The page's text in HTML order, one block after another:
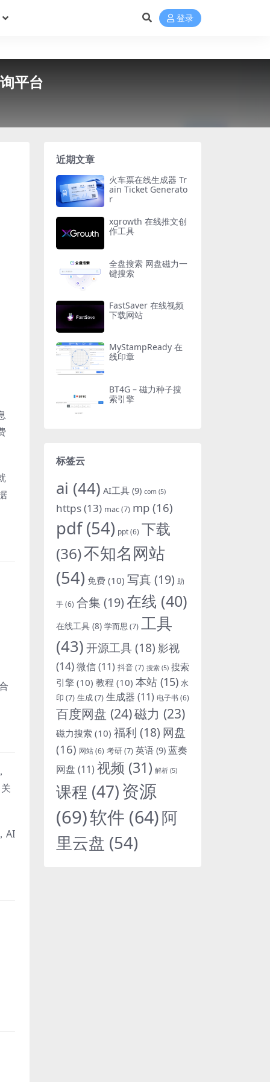
登录
平台
AI
近期文章
火车票在线生成器 Tr
ain Ticket Generato
r
xgrowth 在线推文创
作工具
全盘搜索 网盘磁力一
键搜索
FastSaver 在线视频
下载网站
MyStampReady 在
线印章
BT4G – 磁力种子搜
索引擎
标签云
ai (44) AI工具 (9) com (5)
https(13) mac(7) mp (16)
pdf(54) ppt(6) 下载
(36)不知名网站
(54) 免费 (10) 写真 (19) 助
手(6) 合集 (19)在线 (40)
在线工具 (8) 学而思 (7) 工具
(43)开源工具(18) 影视
(14)微信(11) 抖音(7) 搜索 (5) 搜索
引擎 (10) 教程 (10) 本站 (15) 水
印 (7) 生成(7) 生成器 (11) 电子书(6)
百度网盘 (24)磁力 (23)
磁力搜索 (10) 福利 (18) 网盘
(16) 网站(6) 考研(7) 英语 (9) 蓝奏
网盘 (11) 视频 (31) 解析 (5)
课程 (47)资源
(69)软件 (64)阿
里云盘 (54)